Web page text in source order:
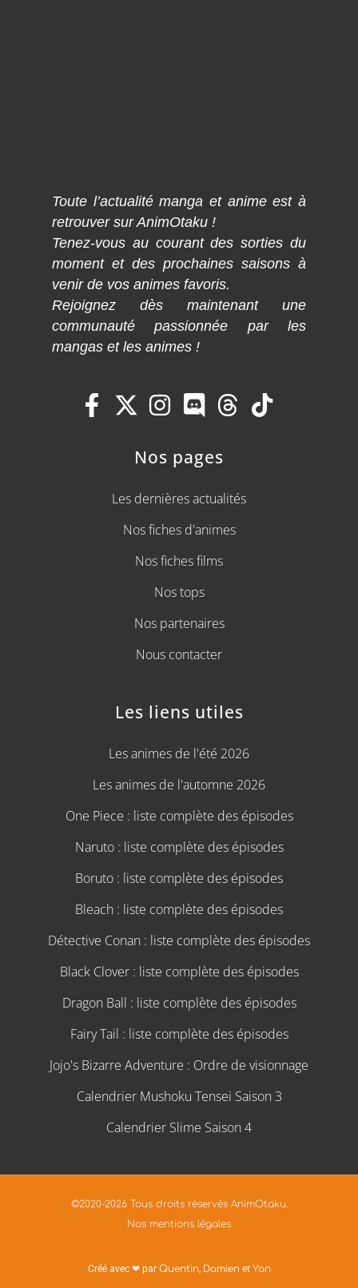
Toute l’actualité manga et anime est à
retrouver sur AnimOtaku !
Tenez-vous au courant des sorties du
moment et des prochaines saisons à
venir de vos animes favoris.
Rejoignez dès maintenant une
communauté passionnée par les
mangas et les animes !
Nos pages
Les dernières actualités
Nos fiches d'animes
Nos fiches films
Nos tops
Nos partenaires
Nous contacter
Les liens utiles
Les animes de l'été 2026
Les animes de l'automne 2026
One Piece : liste complète des épisodes
Naruto : liste complète des épisodes
Boruto : liste complète des épisodes
Bleach : liste complète des épisodes
Détective Conan : liste complète des épisodes
Black Clover : liste complète des épisodes
Dragon Ball : liste complète des épisodes
Fairy Tail : liste complète des épisodes
Jojo's Bizarre Adventure : Ordre de visionnage
Calendrier Mushoku Tensei Saison 3
Calendrier Slime Saison 4
©2020-2026 Tous droits réservés AnimOtaku.
Nos mentions légales
Créé avec ❤ par Quentin, Damienet Yan